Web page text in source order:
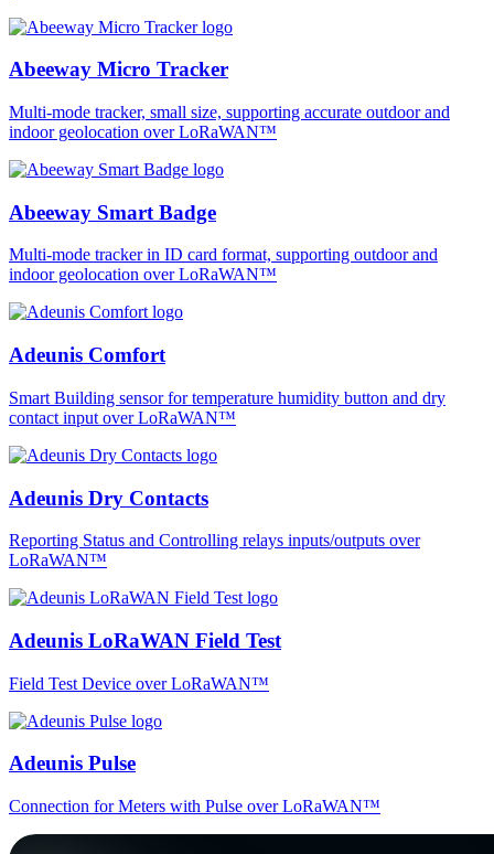
Abeeway Micro Tracker
Multi-mode tracker, small size, supporting accurate outdoor and
indoor geolocation over LoRaWAN™
Abeeway Smart Badge
Multi-mode tracker in ID card format, supporting outdoor and
indoor geolocation over LoRaWAN™
Adeunis Comfort
Smart Building sensor for temperature humidity button and dry
contact input over LoRaWAN™
Adeunis Dry Contacts
Reporting Status and Controlling relays inputs/outputs over
LoRaWAN™
Adeunis LoRaWAN Field Test
Field Test Device over LoRaWAN™
Adeunis Pulse
Connection for Meters with Pulse over LoRaWAN™